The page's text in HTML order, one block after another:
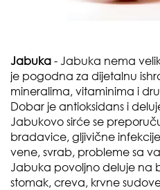
Jabuka - Jabuka nema
je pogodna za dijetalnu
mineralima, vitaminima i
Dobar je antioksidans i
Jabukovo sirće se
bradavice, gljivične
vene, svrab, probleme sa
Jabuka povoljno deluje na
stomak, creva, krvne